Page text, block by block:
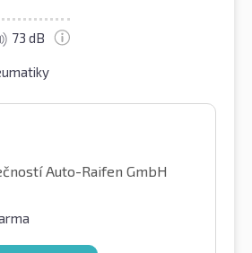
73 dB
Auto-Raifen GmbH